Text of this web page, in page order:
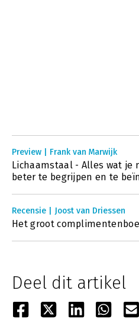
Preview | Frank van Marwijk
Lichaamstaal - Alles wat je
beter te begrijpen en te
Recensie | Joost van Driessen
Het groot
Deel dit artikel